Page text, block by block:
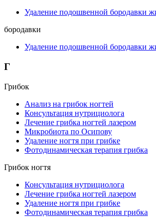
Удаление подошвенной бородавки
бородавки
Удаление подошвенной бородавки
Г
Грибок
Анализ на грибок ногтей
Консультация нутрициолога
Лечение грибка ногтей лазером
Микробиота по Осипову
Удаление ногтя при грибке
Фотодинамическая терапия грибка
Грибок ногтя
Консультация нутрициолога
Лечение грибка ногтей лазером
Удаление ногтя при грибке
Фотодинамическая терапия грибка